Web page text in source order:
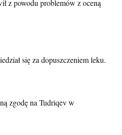
z powodu problemów z oceną
się za dopuszczeniem leku.
zgodę na Tudriqev w